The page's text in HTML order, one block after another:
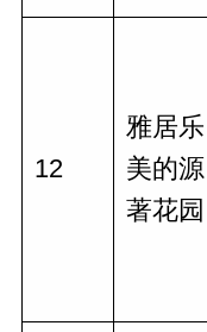
12
雅居乐
美的源
著花园